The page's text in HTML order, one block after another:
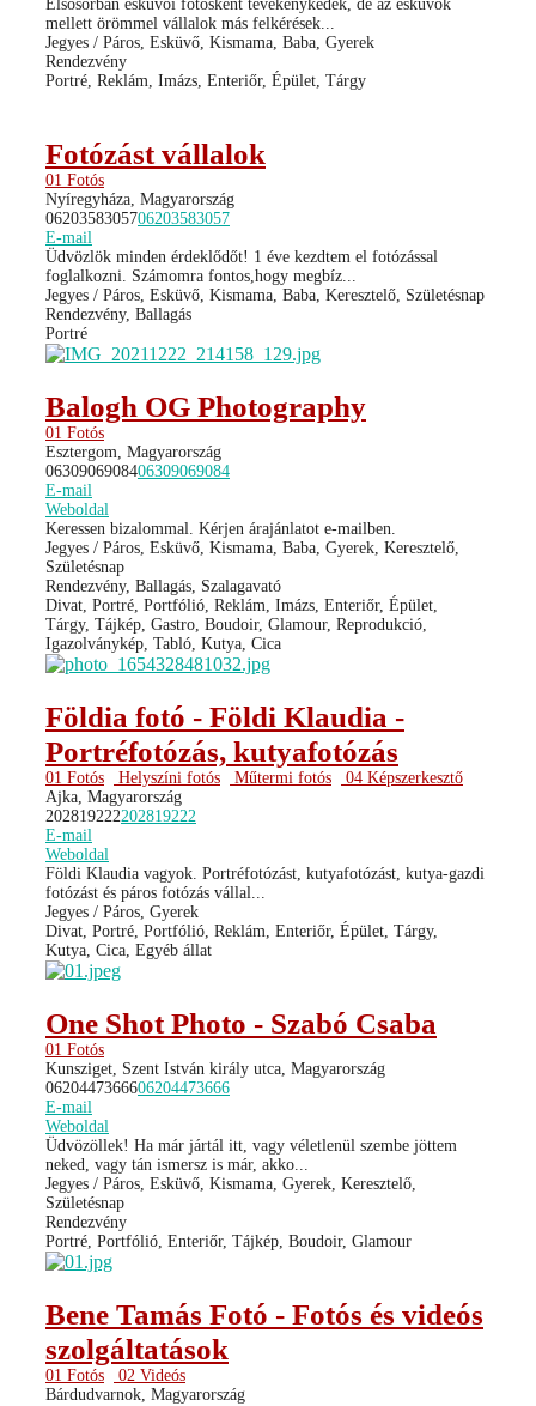
Elsősorban esküvői fotósként tevékenykedek, de az esküvők
mellett örömmel vállalok más felkérések...
Jegyes / Páros, Esküvő, Kismama, Baba, Gyerek
Rendezvény
Portré, Reklám, Imázs, Enteriőr, Épület, Tárgy
Fotózást vállalok
01 Fotós
Nyíregyháza, Magyarország
0620358305706203583057
E-mail
Üdvözlök minden érdeklődőt! 1 éve kezdtem el fotózással
foglalkozni. Számomra fontos,hogy megbíz...
Jegyes / Páros, Esküvő, Kismama, Baba, Keresztelő, Születésnap
Rendezvény, Ballagás
Portré
Balogh OG Photography
01 Fotós
Esztergom, Magyarország
0630906908406309069084
E-mail
Weboldal
Keressen bizalommal. Kérjen árajánlatot e-mailben.
Jegyes / Páros, Esküvő, Kismama, Baba, Gyerek, Keresztelő,
Születésnap
Rendezvény, Ballagás, Szalagavató
Divat, Portré, Portfólió, Reklám, Imázs, Enteriőr, Épület,
Tárgy, Tájkép, Gastro, Boudoir, Glamour, Reprodukció,
Igazolványkép, Tabló, Kutya, Cica
Földia fotó - Földi Klaudia -
Portréfotózás, kutyafotózás
01 Fotós Helyszíni fotós Műtermi fotós
04 Képszerkesztő
Ajka, Magyarország
202819222202819222
E-mail
Weboldal
Földi Klaudia vagyok. Portréfotózást, kutyafotózást, kutya-gazdi
fotózást és páros fotózás vállal...
Jegyes / Páros, Gyerek
Divat, Portré, Portfólió, Reklám, Enteriőr, Épület, Tárgy,
Kutya, Cica, Egyéb állat
One Shot Photo - Szabó Csaba
01 Fotós
Kunsziget, Szent István király utca, Magyarország
0620447366606204473666
E-mail
Weboldal
Üdvözöllek! Ha már jártál itt, vagy véletlenül szembe jöttem
neked, vagy tán ismersz is már, akko...
Jegyes / Páros, Esküvő, Kismama, Gyerek, Keresztelő,
Születésnap
Rendezvény
Portré, Portfólió, Enteriőr, Tájkép, Boudoir, Glamour
Bene Tamás Fotó - Fotós és videós
szolgáltatások
01 Fotós
02 Videós
Bárdudvarnok, Magyarország